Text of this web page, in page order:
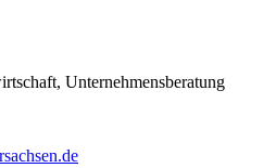
Unternehmensberatung